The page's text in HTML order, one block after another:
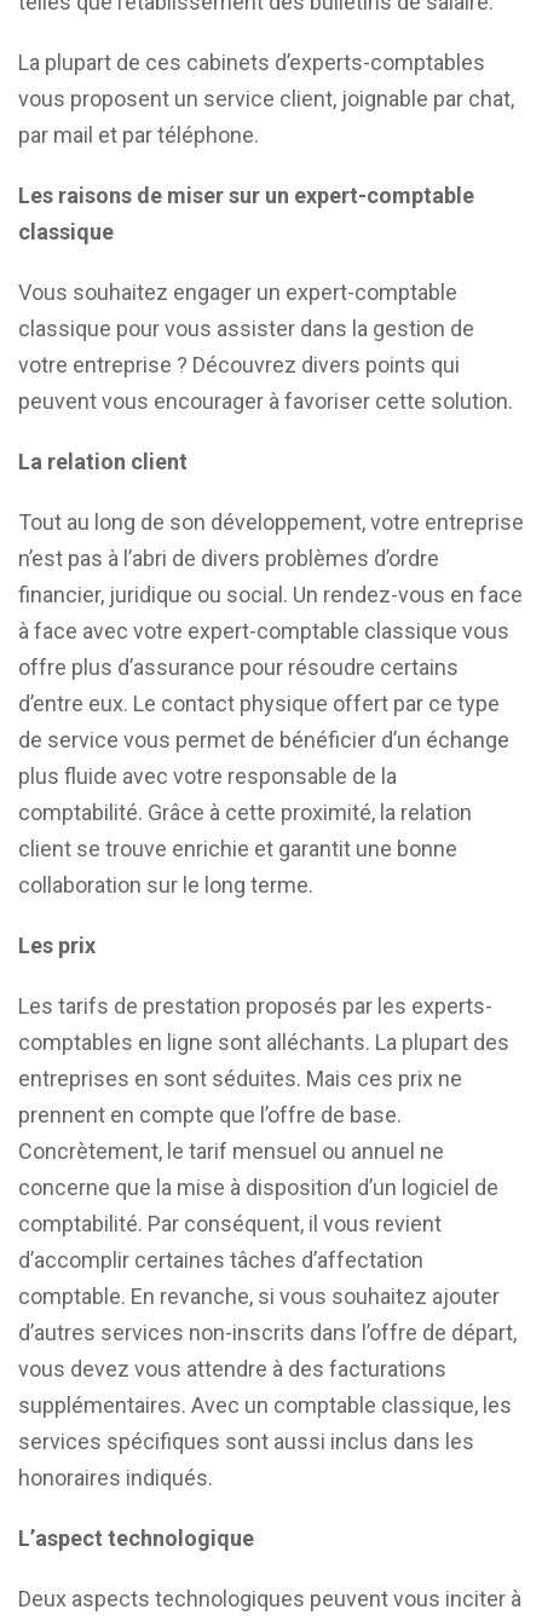
La plupart de ces cabinets d’experts-comptables
vous proposent un service client, joignable par chat,
par mail et par téléphone.
Les raisons de miser sur un expert-comptable
classique
Vous souhaitez engager un expert-comptable
classique pour vous assister dans la gestion de
votre entreprise ? Découvrez divers points qui
peuvent vous encourager à favoriser cette solution.
La relation client
Tout au long de son développement, votre entreprise
n’est pas à l’abri de divers problèmes d’ordre
financier, juridique ou social. Un rendez-vous en face
à face avec votre expert-comptable classique vous
offre plus d’assurance pour résoudre certains
d’entre eux. Le contact physique offert par ce type
de service vous permet de bénéficier d’un échange
plus fluide avec votre responsable de la
comptabilité. Grâce à cette proximité, la relation
client se trouve enrichie et garantit une bonne
collaboration sur le long terme.
Les prix
Les tarifs de prestation proposés par les experts-
comptables en ligne sont alléchants. La plupart des
entreprises en sont séduites. Mais ces prix ne
prennent en compte que l’offre de base.
Concrètement, le tarif mensuel ou annuel ne
concerne que la mise à disposition d’un logiciel de
comptabilité. Par conséquent, il vous revient
d’accomplir certaines tâches d’affectation
comptable. En revanche, si vous souhaitez ajouter
d’autres services non-inscrits dans l’offre de départ,
vous devez vous attendre à des facturations
supplémentaires. Avec un comptable classique, les
services spécifiques sont aussi inclus dans les
honoraires indiqués.
L’aspect technologique
Deux aspects technologiques peuvent vous inciter à